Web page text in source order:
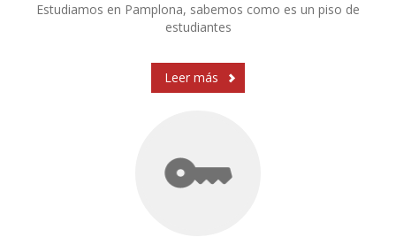
Estudiamos en Pamplona, sabemos como es un piso de
estudiantes
Leer más